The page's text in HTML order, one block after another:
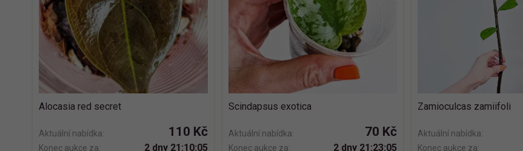
Alocasia red secret
Aktuální nabídka: 110 Kč
Konec aukce za: 2 dny 21:10:04
Scindapsus exotica
Aktuální nabídka: 70 Kč
Konec aukce za: 2 dny 21:23:04
Zamioculcas zamiifoli
Aktuální nabídka:
Konec aukce za: